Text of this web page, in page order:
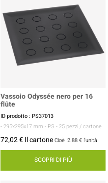
Vassoio Odyssée nero per 16
flûte
ID prodotto : PS37013
- 295x295x17 mm - PS - 25 pezzi / cartone
72,02 € Il cartoneCioè 2.88 € l'unità
SCOPRI DI PIÙ